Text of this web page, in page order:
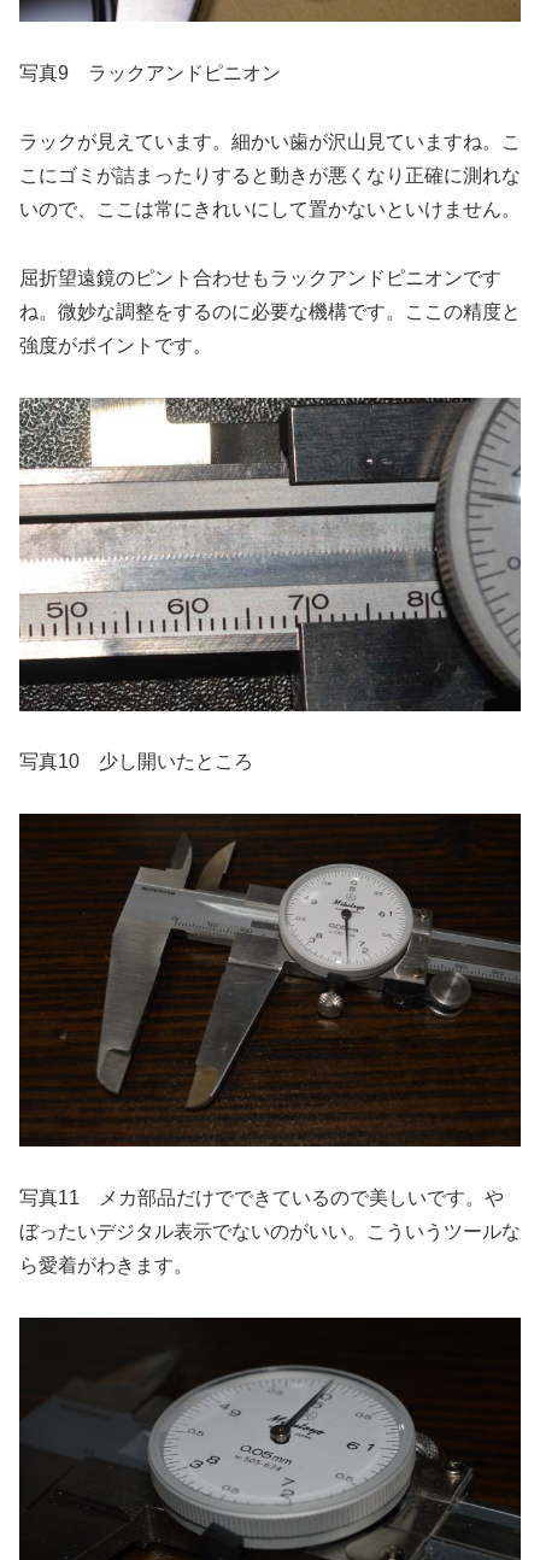
写真9 ラックアンドピニオン
ラックが見えています。細かい歯が沢山見ていますね。こ
こにゴミが詰まったりすると動きが悪くなり正確に測れな
いので、ここは常にきれいにして置かないといけません。
屈折望遠鏡のピント合わせもラックアンドピニオンです
ね。微妙な調整をするのに必要な機構です。ここの精度と
強度がポイントです。
写真10 少し開いたところ
写真11 メカ部品だけでできているので美しいです。や
ぼったいデジタル表示でないのがいい。こういうツールな
ら愛着がわきます。